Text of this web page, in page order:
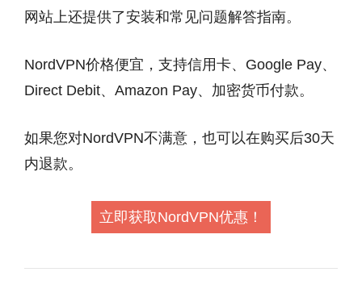
网站上还提供了安装和常见问题解答指南。
NordVPN价格便宜，支持信用卡、Google Pay、
Direct Debit、Amazon Pay、加密货币付款。
如果您对NordVPN不满意，也可以在购买后30天
内退款。
立即获取NordVPN优惠！